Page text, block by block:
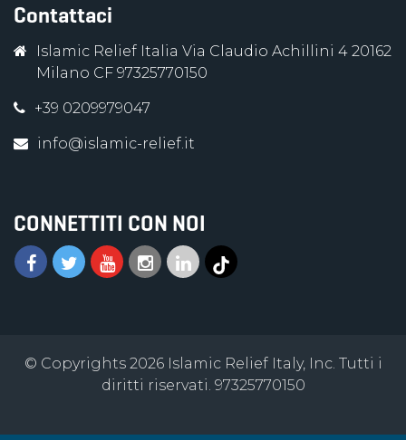
Contattaci
Islamic Relief Italia Via Claudio Achillini 4 20162
Milano CF 97325770150
+39 0209979047
info@islamic-relief.it
CONNETTITI CON NOI
© Copyrights 2026 Islamic Relief Italy, Inc. Tutti i
diritti riservati. 97325770150